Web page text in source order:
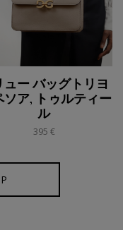
ュー バッグトリヨ
ソア, トゥルティー
ル
395 €